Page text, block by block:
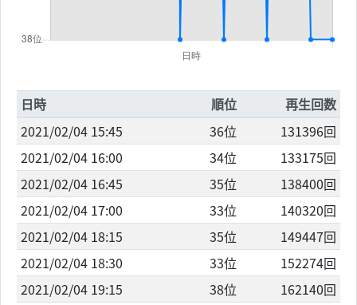
日時 順位
再生回数
2021/02/04 15:45
36位
131396回
2021/02/04 16:00
34位
133175回
2021/02/04 16:45
35位
138400回
2021/02/04 17:00
33位
140320回
2021/02/04 18:15
35位
149447回
2021/02/04 18:30
33位
152274回
2021/02/04 19:15
38位
162140回